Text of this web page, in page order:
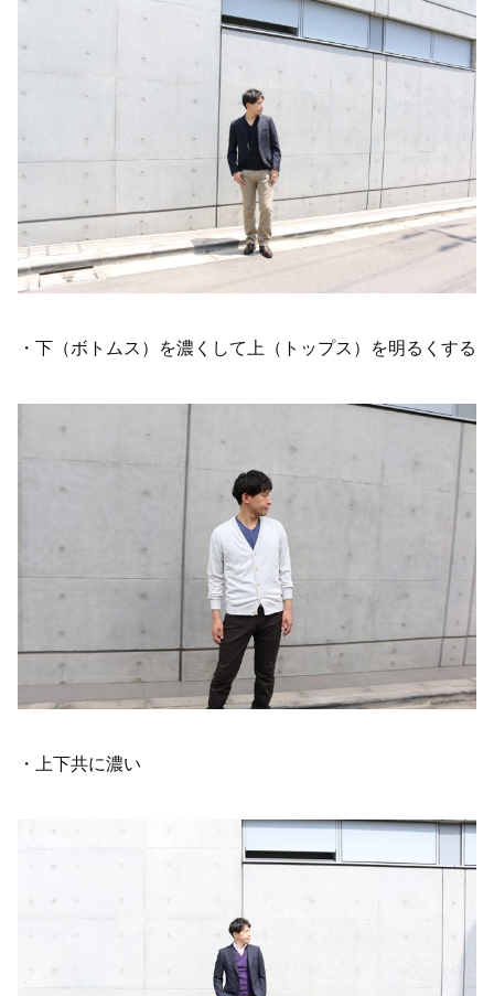
・下（ボトムス）を濃くして上（トップス）を明るくする
・上下共に濃い